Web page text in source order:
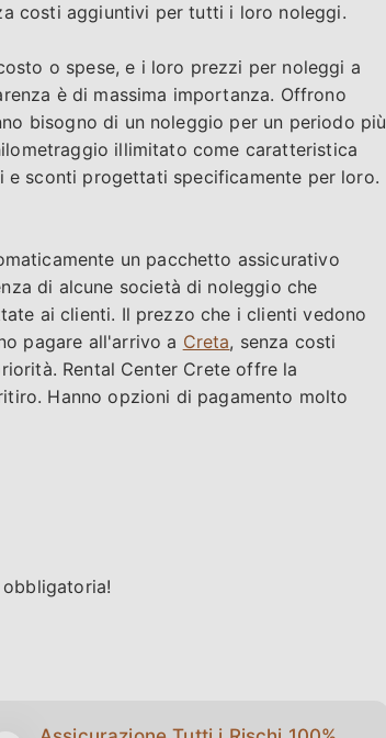
costi aggiuntivi per tutti i loro noleggi.
o spese, e i loro prezzi per noleggi a
è di massima importanza. Offrono
bisogno di un noleggio per un periodo più
illimitato come caratteristica
sconti progettati specificamente per loro.
un pacchetto assicurativo
di alcune società di noleggio che
ai clienti. Il prezzo che i clienti vedono
pagare all'arrivo a Creta, senza costi
Rental Center Crete offre la
Hanno opzioni di pagamento molto